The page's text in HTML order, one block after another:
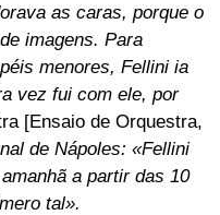
as caras, porque o
imagens. Para
menores, Fellini ia
vez fui com ele, por
[Ensaio de Orquestra,
de Nápoles: «Fellini
a partir das 10
tal».